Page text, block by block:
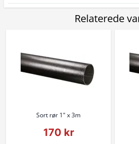
Relaterede
Sort rør 1" x 3m
170 kr